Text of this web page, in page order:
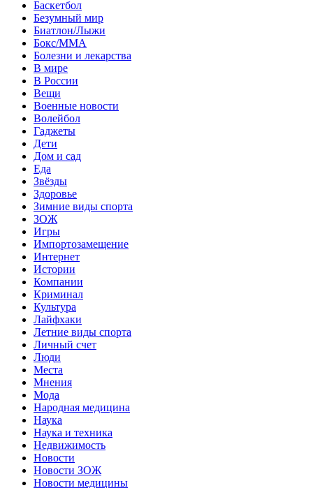
Баскетбол
Безумный мир
Биатлон/Лыжи
Бокс/MMA
Болезни и лекарства
В мире
В России
Вещи
Военные новости
Волейбол
Гаджеты
Дети
Дом и сад
Еда
Звёзды
Здоровье
Зимние виды спорта
ЗОЖ
Игры
Импортозамещение
Интернет
Истории
Компании
Криминал
Культура
Лайфхаки
Летние виды спорта
Личный счет
Люди
Места
Мнения
Мода
Народная медицина
Наука
Наука и техника
Недвижимость
Новости
Новости ЗОЖ
Новости медицины